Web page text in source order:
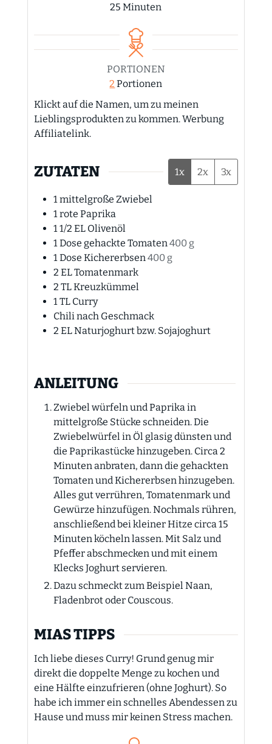
25 Minuten
Minuten
PORTIONEN
2 Portionen
Klickt auf die Namen, um zu meinen
Lieblingsprodukten zu kommen. Werbung
Affiliatelink.
ZUTATEN 1x 2x 3x
1mittelgroße Zwiebel
1rote Paprika
1 1/2 EL Olivenöl
1Dose gehackte Tomaten400 g
1Dose Kichererbsen400 g
2 ELTomatenmark
2 TLKreuzkümmel
1TL Curry
Chili nach Geschmack
2 ELNaturjoghurt bzw. Sojajoghurt
ANLEITUNG
Zwiebel würfeln und Paprika in
mittelgroße Stücke schneiden. Die
Zwiebelwürfel in Öl glasig dünsten und
die Paprikastücke hinzugeben. Circa 2
Minuten anbraten, dann die gehackten
Tomaten und Kichererbsen hinzugeben.
Alles gut verrühren, Tomatenmark und
Gewürze hinzufügen. Nochmals rühren,
anschließend bei kleiner Hitze circa 15
Minuten köcheln lassen. Mit Salz und
Pfeffer abschmecken und mit einem
Klecks Joghurt servieren.
Dazu schmeckt zum Beispiel Naan,
Fladenbrot oder Couscous.
MIAS TIPPS
Ich liebe dieses Curry! Grund genug mir
direkt die doppelte Menge zu kochen und
eine Hälfte einzufrieren (ohne Joghurt). So
habe ich immer ein schnelles Abendessen zu
Hause und muss mir keinen Stress machen.